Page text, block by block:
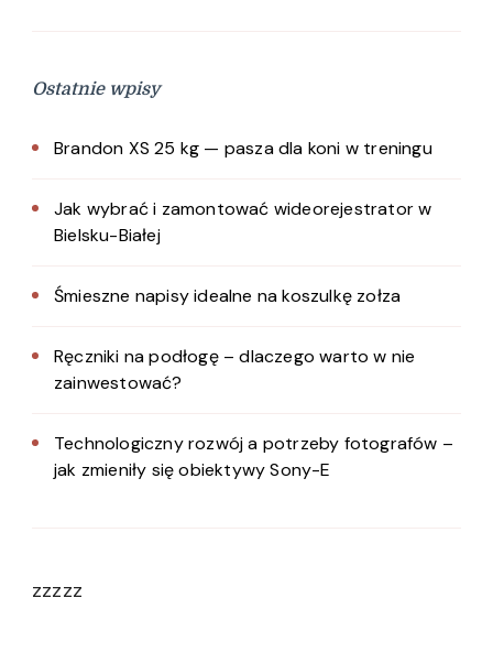
Ostatnie wpisy
Brandon XS 25 kg — pasza dla koni w treningu
Jak wybrać i zamontować wideorejestrator w
Bielsku-Białej
Śmieszne napisy idealne na koszulkę zołza
Ręczniki na podłogę – dlaczego warto w nie
zainwestować?
Technologiczny rozwój a potrzeby fotografów –
jak zmieniły się obiektywy Sony-E
zzzzz